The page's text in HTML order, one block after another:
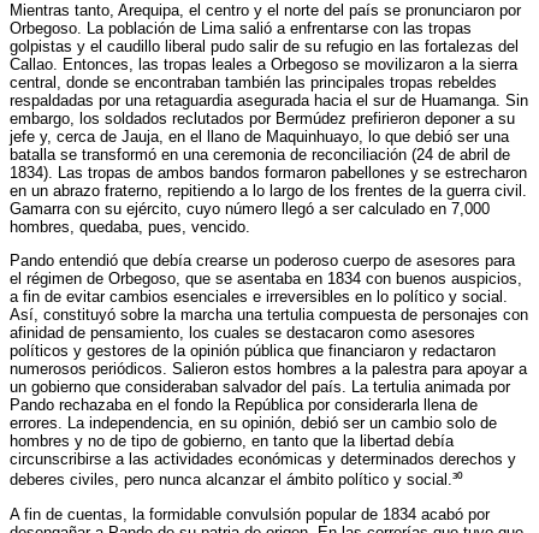
Mientras tanto, Arequipa, el centro y el norte del país se pronunciaron por
Orbegoso. La población de Lima salió a enfrentarse con las tropas
golpistas y el caudillo liberal pudo salir de su refugio en las fortalezas del
Callao. Entonces, las tropas leales a Orbegoso se movilizaron a la sierra
central, donde se encontraban también las principales tropas rebeldes
respaldadas por una retaguardia asegurada hacia el sur de Huamanga. Sin
embargo, los soldados reclutados por Bermúdez prefirieron deponer a su
jefe y, cerca de Jauja, en el llano de Maquinhuayo, lo que debió ser una
batalla se transformó en una ceremonia de reconciliación (24 de abril de
1834). Las tropas de ambos bandos formaron pabellones y se estrecharon
en un abrazo fraterno, repitiendo a lo largo de los frentes de la guerra civil.
Gamarra con su ejército, cuyo número llegó a ser calculado en 7,000
hombres, quedaba, pues, vencido.
Pando entendió que debía crearse un poderoso cuerpo de asesores para
el régimen de Orbegoso, que se asentaba en 1834 con buenos auspicios,
a fin de evitar cambios esenciales e irreversibles en lo político y social.
Así, constituyó sobre la marcha una tertulia compuesta de personajes con
afinidad de pensamiento, los cuales se destacaron como asesores
políticos y gestores de la opinión pública que financiaron y redactaron
numerosos periódicos. Salieron estos hombres a la palestra para apoyar a
un gobierno que consideraban salvador del país. La tertulia animada por
Pando rechazaba en el fondo la República por considerarla llena de
errores. La independencia, en su opinión, debió ser un cambio solo de
hombres y no de tipo de gobierno, en tanto que la libertad debía
circunscribirse a las actividades económicas y determinados derechos y
deberes civiles, pero nunca alcanzar el ámbito político y social.³⁰
A fin de cuentas, la formidable convulsión popular de 1834 acabó por